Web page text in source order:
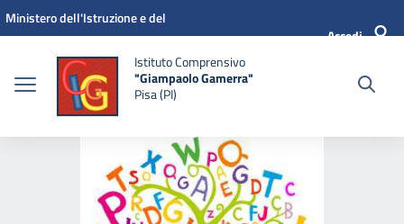
Vai ai contenuti
Vai al menu di navigazione
Vai al footer
Ministero dell'Istruzione e del
Accedi
Istituto Comprensivo
"Giampaolo Gamerra"
Pisa (PI)